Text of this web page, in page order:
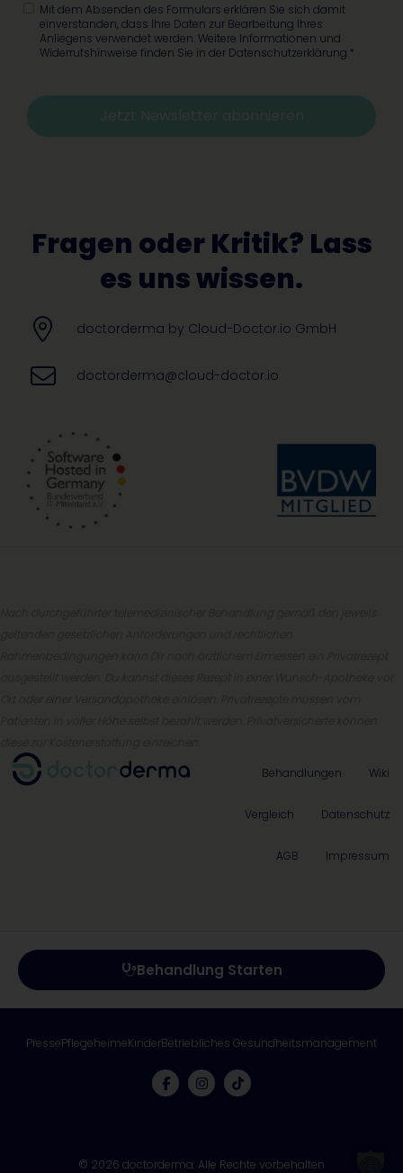
Mit dem Absenden des Formulars erklären Sie sich damit
einverstanden, dass Ihre Daten zur Bearbeitung Ihres
Anliegens verwendet werden. Weitere Informationen und
Widerrufshinweise finden Sie in der Datenschutzerklärung.*
Jetzt Newsletter abonnieren
Fragen oder Kritik? Lass
es uns wissen.
doctorderma by Cloud-Doctor.io GmbH
doctorderma@cloud-doctor.io
Behandlungen
Wiki
Vergleich Datenschutz
AGB Impressum
Behandlung Starten
© 2026 doctorderma. Alle Rechte vorbehalten
PressePflegeheimeKinderBetriebliches Gesundheitsmanagement